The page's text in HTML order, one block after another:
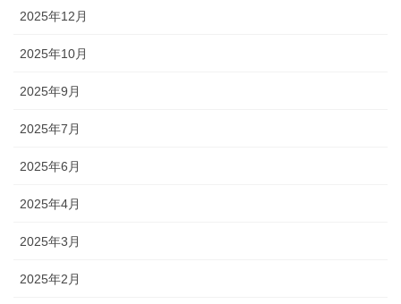
2025年12月
2025年10月
2025年9月
2025年7月
2025年6月
2025年4月
2025年3月
2025年2月